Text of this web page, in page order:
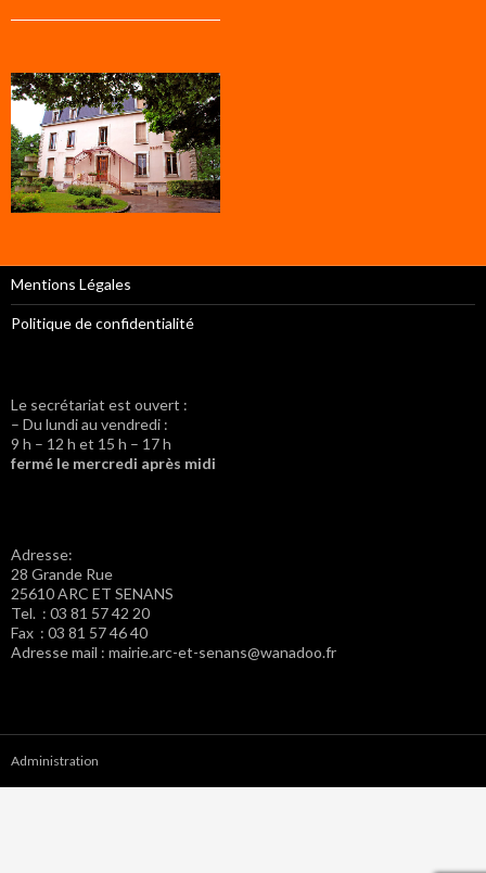
Mentions Légales
Politique de confidentialité
Le secrétariat est ouvert :
– Du lundi au vendredi :
9 h – 12 h et 15 h – 17 h
fermé le mercredi après midi
Adresse:
28 Grande Rue
25610 ARC ET SENANS
Tel. : 03 81 57 42 20
Fax : 03 81 57 46 40
Adresse mail : mairie.arc-et-senans@wanadoo.fr
Administration